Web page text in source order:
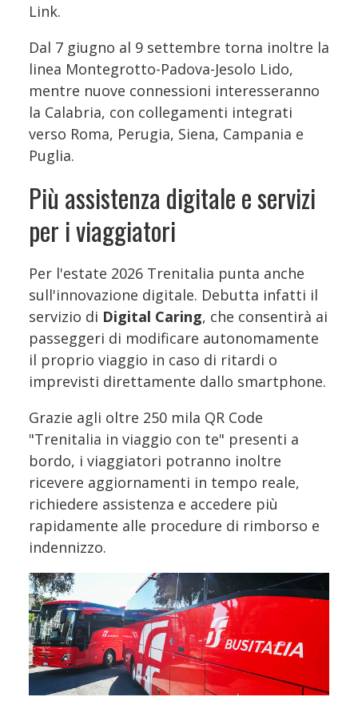
Link.
Dal 7 giugno al 9 settembre torna inoltre la
linea Montegrotto-Padova-Jesolo Lido,
mentre nuove connessioni interesseranno
la Calabria, con collegamenti integrati
verso Roma, Perugia, Siena, Campania e
Puglia.
Più assistenza digitale e servizi
per i viaggiatori
Per l'estate 2026 Trenitalia punta anche
sull'innovazione digitale. Debutta infatti il
servizio di Digital Caring, che consentirà ai
passeggeri di modificare autonomamente
il proprio viaggio in caso di ritardi o
imprevisti direttamente dallo smartphone.
Grazie agli oltre 250 mila QR Code
"Trenitalia in viaggio con te" presenti a
bordo, i viaggiatori potranno inoltre
ricevere aggiornamenti in tempo reale,
richiedere assistenza e accedere più
rapidamente alle procedure di rimborso e
indennizzo.